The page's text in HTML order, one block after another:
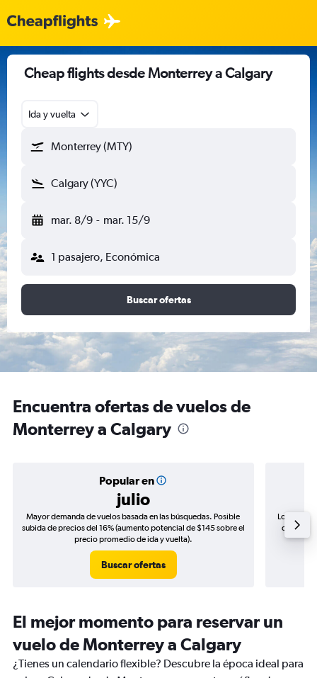
Cheap flights desde Monterrey a Calgary
Ida y vuelta
Monterrey (MTY)
Calgary (YYC)
mar. 8/9 - mar. 15/9
1 pasajero, Económica
Buscar ofertas
Encuentra ofertas de vuelos de
Monterrey a Calgary
Popular en
julio
Mayor demanda de vuelos basada en las búsquedas. Posible
subida de precios del 16% (aumento potencial de $145 sobre el
precio promedio de ida y vuelta).
Buscar ofertas
Los
de
El mejor momento para reservar un
vuelo de Monterrey a Calgary
¿Tienes un calendario flexible? Descubre la época ideal para